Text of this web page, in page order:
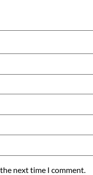
next time I comment.